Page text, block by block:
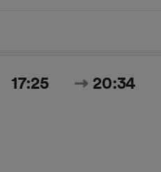
17:25 20:34